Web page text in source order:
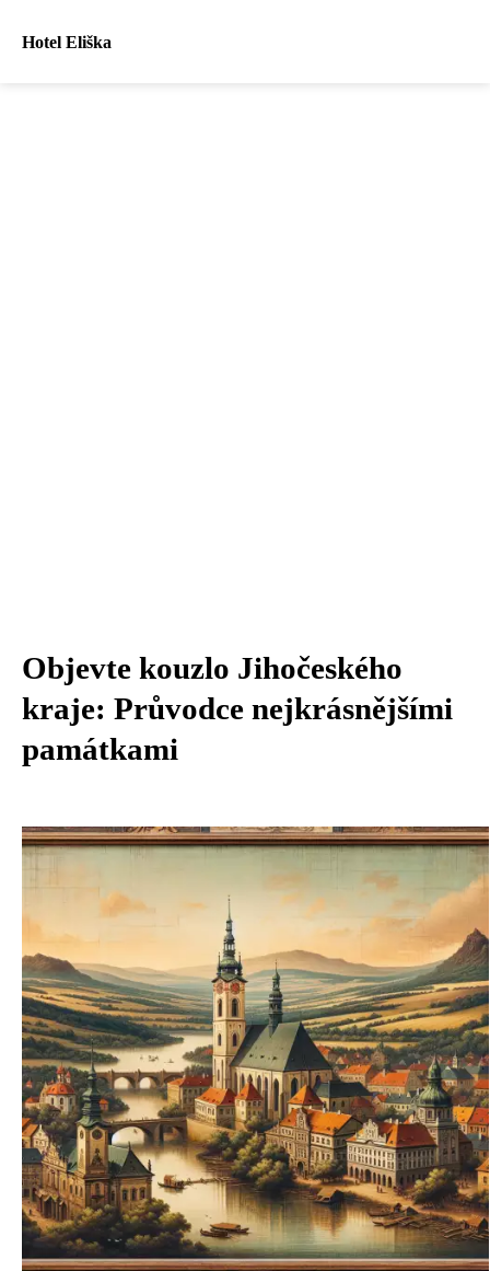
Hotel Eliška
Objevte kouzlo Jihočeského
kraje: Průvodce nejkrásnějšími
památkami